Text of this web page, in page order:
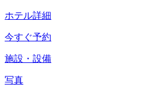
ホテル詳細
今すぐ予約
施設・設備
写真